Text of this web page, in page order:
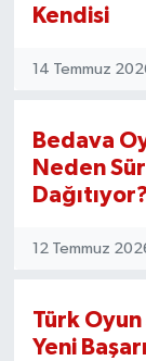
Kendisi
14 Temmuz
Bedava
Neden
12 Temmuz
Türk
Yeni
MAGAZİN
OLAY